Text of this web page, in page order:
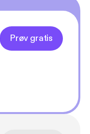
Prøv gratis